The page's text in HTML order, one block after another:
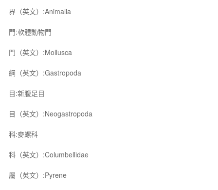
界（英文）:Animalia
門:軟體動物門
門（英文）:Mollusca
綱（英文）:Gastropoda
目:新腹足目
目（英文）:Neogastropoda
科:麥螺科
科（英文）:Columbellidae
屬（英文）:Pyrene